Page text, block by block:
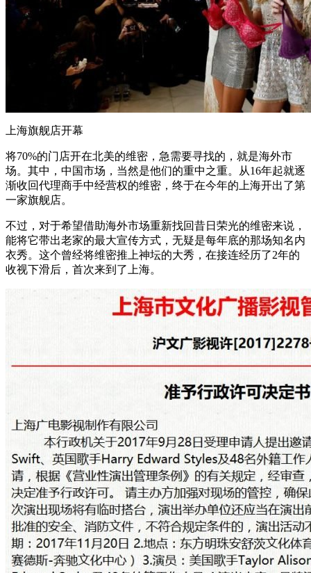
上海旗舰店开幕
将70%的门店开在北美的维密，急需要寻找的，就是海外市
场。其中，中国市场，当然是他们的重中之重。从16年起就逐
渐收回代理商手中经营权的维密，终于在今年的上海开出了第
一家旗舰店。
不过，对于希望借助海外市场重新找回昔日荣光的维密来说，
能将它带出老家的最大宣传方式，无疑是每年底的那场知名内
衣秀。这个曾经将维密推上神坛的大秀，在接连经历了2年的
收视下滑后，首次来到了上海。